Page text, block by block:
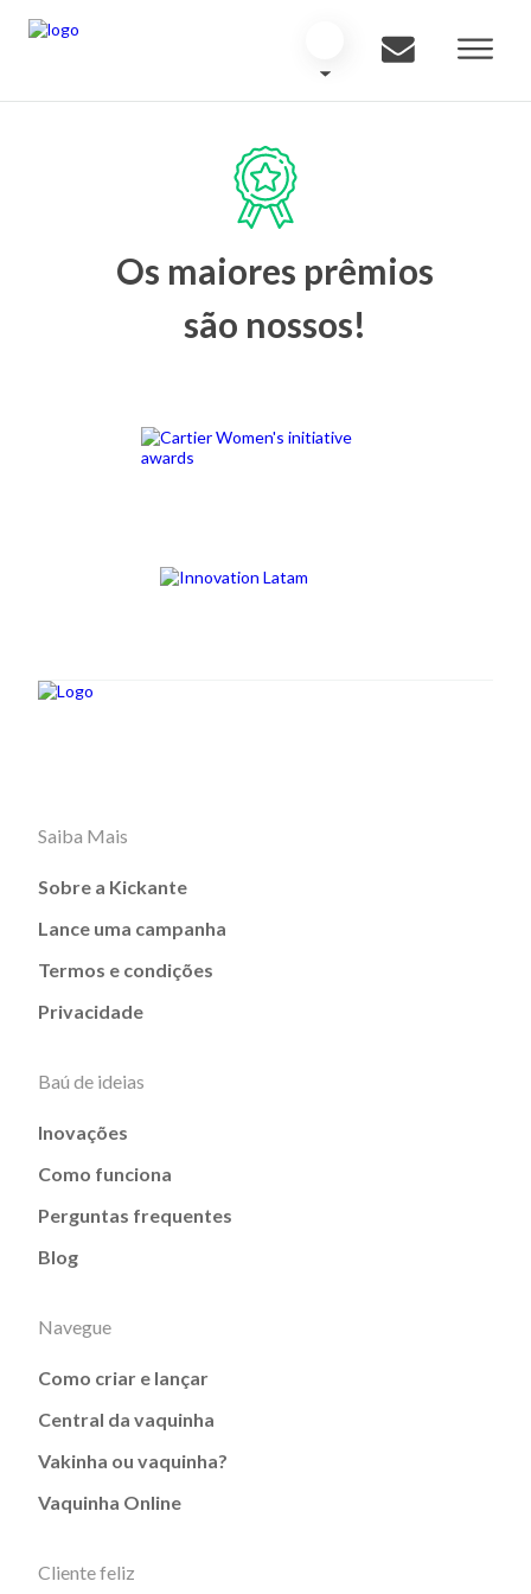
Os maiores prêmios
são nossos!
Saiba Mais
Sobre a Kickante
Lance uma campanha
Termos e condições
Privacidade
Baú de ideias
Inovações
Como funciona
Perguntas frequentes
Blog
Navegue
Como criar e lançar
Central da vaquinha
Vakinha ou vaquinha?
Vaquinha Online
Cliente feliz